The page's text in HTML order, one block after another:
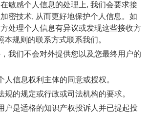
敏感个人信息的处理上, 我们会要求接
密技术, 从而更好地保护个人信息。如
处理个人信息有异议或发现这些接收方
本规则的联系方式联系我们。
我们不会对外提供您以及您最终用户的
人信息权利主体的同意或授权。
规的规定或行政或司法机构的要求。
户是适格的知识产权投诉人并已提起投